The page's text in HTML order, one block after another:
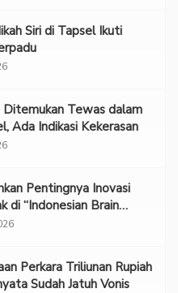
Siri di Tapsel Ikuti
Ditemukan Tewas dalam
Ada Indikasi Kekerasan
Pentingnya Inovasi
di “Indonesian Brain
Veteran Jakarta”
Perkara Triliunan Rupiah
Sudah Jatuh Vonis